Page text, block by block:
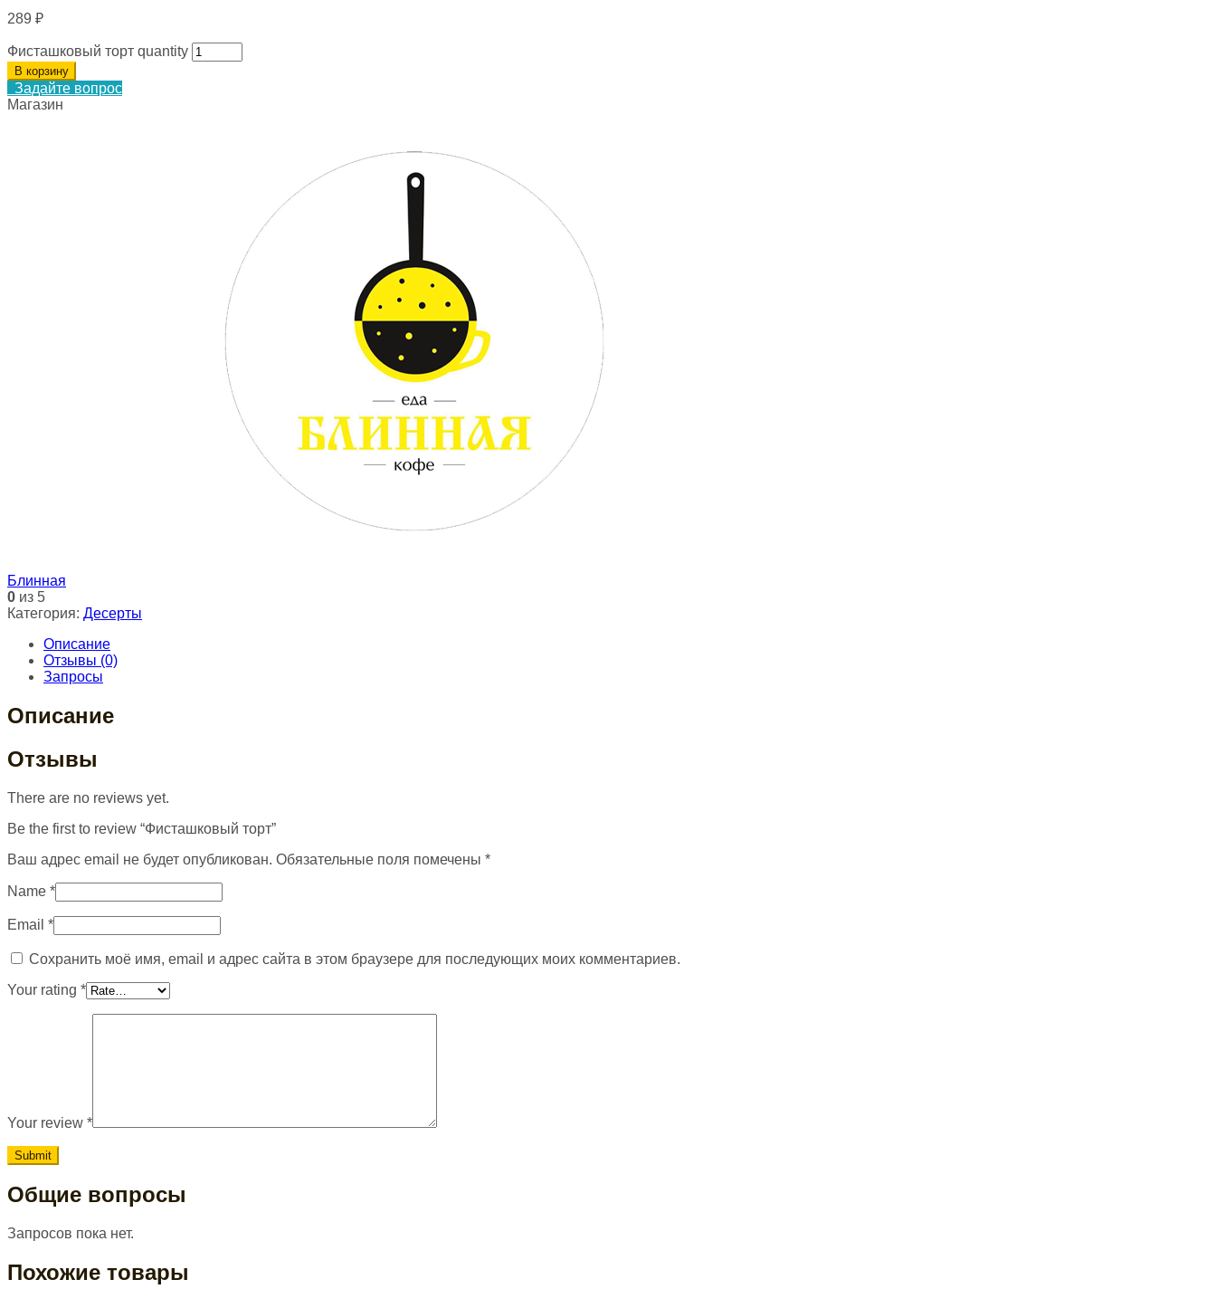
289 ₽
Фисташковый торт quantity
В корзину
Задайте вопрос
Магазин
Блинная
0 из 5
Категория: Десерты
Описание
Отзывы (0)
Запросы
Описание
Отзывы
There are no reviews yet.
Be the first to review “Фисташковый торт”
Ваш адрес email не будет опубликован. Обязательные поля помечены *
Name *
Email *
Сохранить моё имя, email и адрес сайта в этом браузере для последующих моих комментариев.
Your rating *
Your review *
Общие вопросы
Запросов пока нет.
Похожие товары